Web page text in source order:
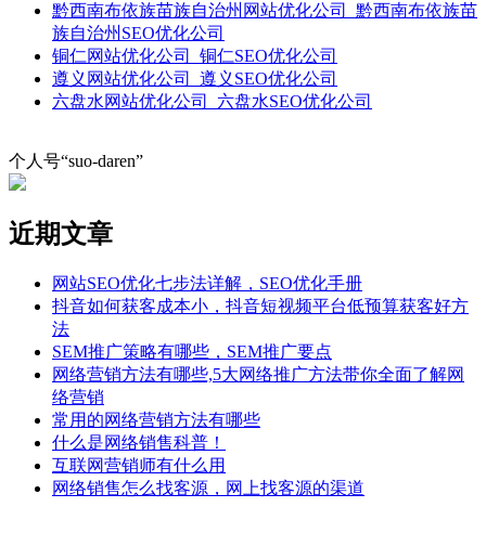
黔西南布依族苗族自治州网站优化公司_黔西南布依族苗
族自治州SEO优化公司
铜仁网站优化公司_铜仁SEO优化公司
遵义网站优化公司_遵义SEO优化公司
六盘水网站优化公司_六盘水SEO优化公司
个人号“suo-daren”
近期文章
网站SEO优化七步法详解，SEO优化手册
抖音如何获客成本小，抖音短视频平台低预算获客好方
法
SEM推广策略有哪些，SEM推广要点
网络营销方法有哪些,5大网络推广方法带你全面了解网
络营销
常用的网络营销方法有哪些
什么是网络销售科普！
互联网营销师有什么用
网络销售怎么找客源，网上找客源的渠道